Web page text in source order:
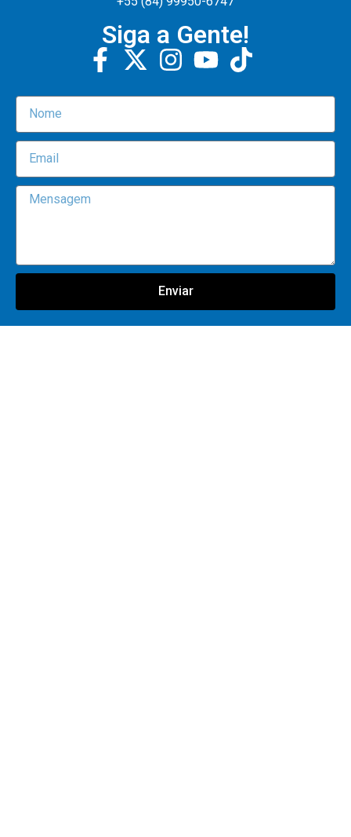
Siga a Gente!
Enviar